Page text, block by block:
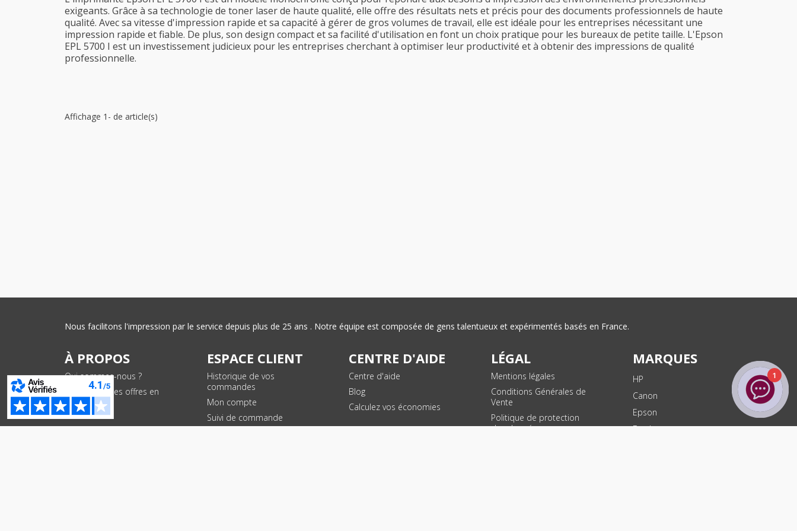
exigeants. Grâce à sa technologie de toner laser de haute qualité, elle offre des résultats nets et précis pour des documents professionnels de haute
qualité. Avec sa vitesse d'impression rapide et sa capacité à gérer de gros volumes de travail, elle est idéale pour les entreprises nécessitant une
impression rapide et fiable. De plus, son design compact et sa facilité d'utilisation en font un choix pratique pour les bureaux de petite taille. L'Epson
EPL 5700 I est un investissement judicieux pour les entreprises cherchant à optimiser leur productivité et à obtenir des impressions de qualité
professionnelle.
Affichage 1- de article(s)
Nous facilitons l'impression par le service depuis plus de 25 ans . Notre équipe est composée de gens talentueux et expérimentés basés en France.
À PROPOS
Qui sommes-nous ?
Conditions des offres en
cours
ESPACE CLIENT
Historique de vos
commandes
Mon compte
Suivi de commande
CENTRE D'AIDE
Centre d'aide
Blog
Calculez vos économies
LÉGAL
Mentions légales
Conditions Générales de
Vente
Politique de protection
des données
MARQUES
HP
Canon
Epson
Brother
1